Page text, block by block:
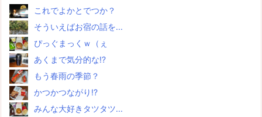
これでよかとでつか？
そういえばお宿の話を...
ぴっぐまっくｗ（ぇ
あくまで気分的な!?
もう春雨の季節？
かつかつながり!?
みんな大好きタツタツ...